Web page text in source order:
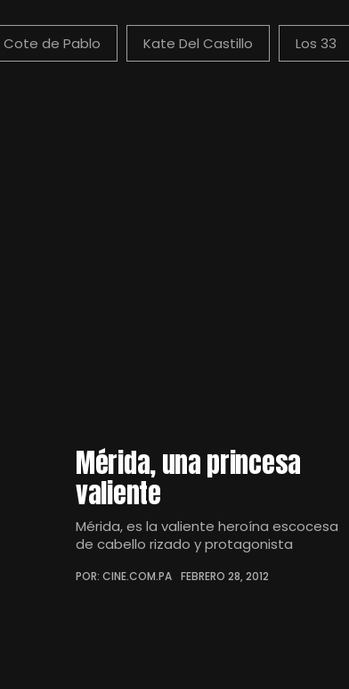
Cote de Pablo Kate Del Castillo Los 33
Mérida, una princesa
valiente
Mérida, es la valiente heroína escocesa
de cabello rizado y protagonista
POR: CINE.COM.PA FEBRERO 28, 2012